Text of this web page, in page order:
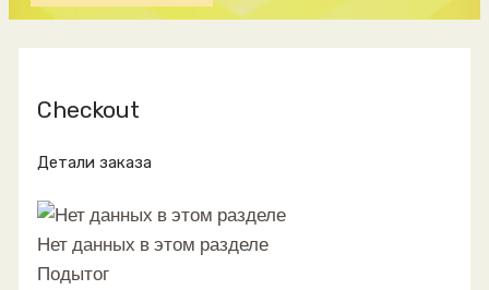
Checkout
Детали заказа
Нет данных в этом разделе
Подытог